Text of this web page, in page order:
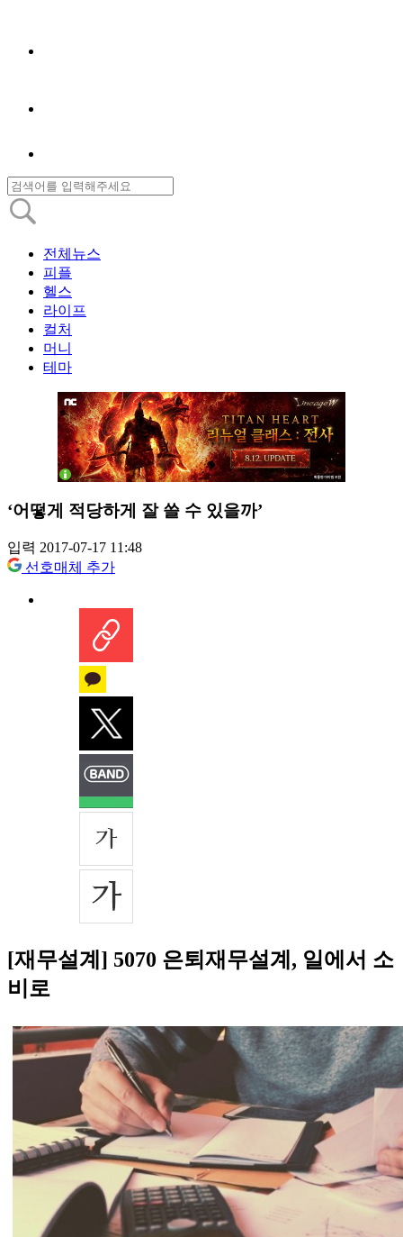
전체뉴스
피플
헬스
라이프
컬처
머니
테마
‘어떻게 적당하게 잘 쓸 수 있을까’
입력 2017-07-17 11:48
선호매체 추가
[재무설계] 5070 은퇴재무설계, 일에서 소
비로